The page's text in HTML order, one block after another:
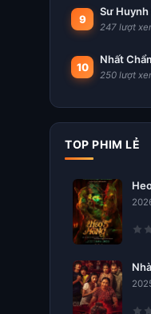
9
Sư Huynh
247 lượt
10
Nhất
250 lượt
TOP PHIM LẺ